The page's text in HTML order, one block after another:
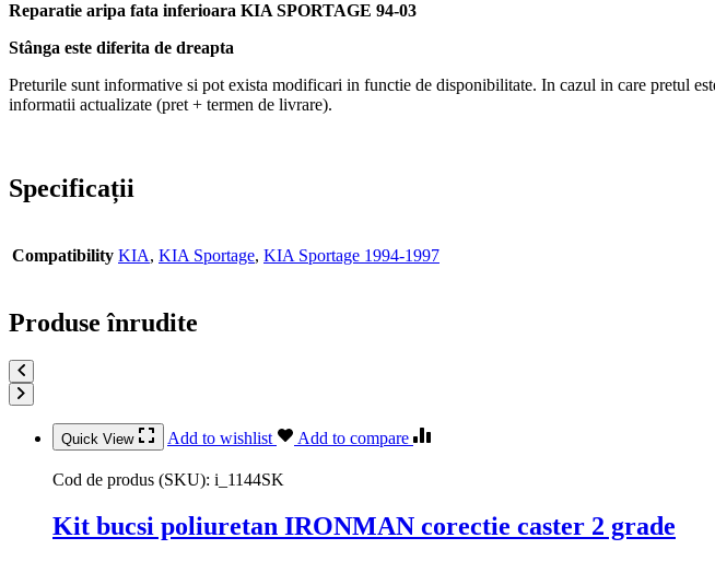
Reparatie aripa fata inferioara KIA SPORTAGE 94-03
Stânga este diferita de dreapta
Preturile sunt informative si pot exista modificari in functie de disponibilitate. In cazul in care pretul
informatii actualizate (pret + termen de livrare).
Specificații
Compatibility KIA, KIA Sportage, KIA Sportage 1994-1997
Produse înrudite
Quick View Add to wishlist Add to compare
Cod de produs (SKU): i_1144SK
Kit bucsi poliuretan IRONMAN corectie caster 2 grade